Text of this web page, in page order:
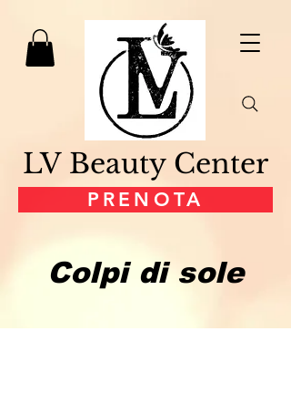
PRENOTA
LV Beauty Center
Colpi di sole